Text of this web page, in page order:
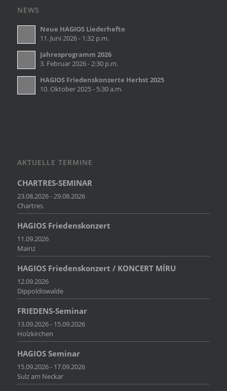
NEWS
Neue HAGIOS Liederhefte
11. Juni 2026 - 1:32 p.m.
Jahresprogramm 2026
3. Februar 2026 - 2:30 p.m.
HAGIOS Friedenskonzerte Herbst 2025
10. Oktober 2025 - 5:30 a.m.
AKTUELLE TERMINE
CHARTRES-SEMINAR
23.08.2026 - 29.08.2026
Chartres
HAGIOS Friedenskonzert
11.09.2026
Mainz
HAGIOS Friedenskonzert / KONCERT MÍRU
12.09.2026
Dippoldiswalde
FRIEDENS-Seminar
13.09.2026 - 15.09.2026
Holzkirchen
HAGIOS Seminar
15.09.2026 - 17.09.2026
Sulz am Neckar